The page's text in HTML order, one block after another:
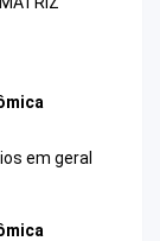
em geral